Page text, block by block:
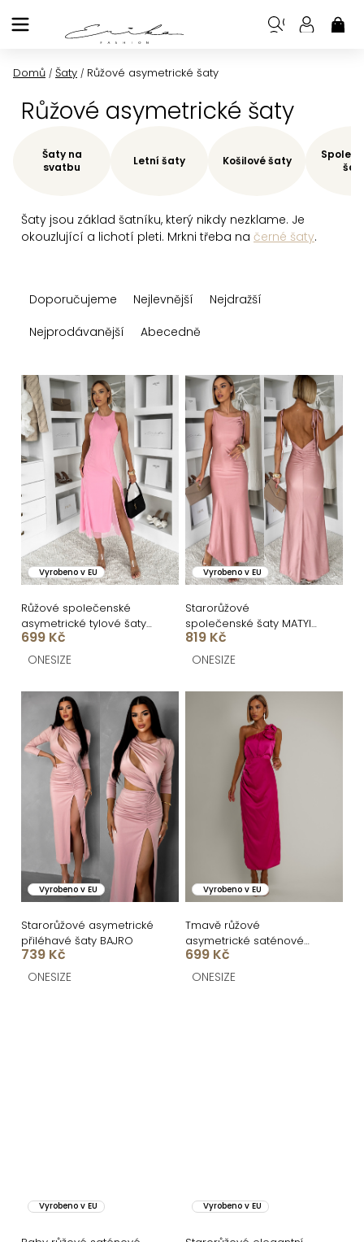
na
Domů / Šaty / Růžové asymetrické šaty
Růžové asymetrické šaty
Šaty jsou základ šatníku, který nikdy nezklame. Je
okouzlující a lichotí pleti. Mrkni třeba na černé šaty.
Šaty na
svatbu
Letní šaty Košilové šaty
a
n
í
p
r
o
d
u
k
t
ů
Doporučujeme Nejlevnější
Nejdražší
Nejprodávanější
Abecedně
V
ý
p
i
s
p
r
o
d
u
k
ů
Vyrobeno v EU
Růžové společenské
asymetrické tylové šaty
ROCHIE
699 Kč
ONESIZE
Vyrobeno v EU
Starorůžové
společenské šaty MATYIA
se zavazováním na
ramenech
819 Kč
ONESIZE
Vyrobeno v EU
Starorůžové asymetrické
přiléhavé šaty BAJRO
739 Kč
ONESIZE
Vyrobeno v EU
Tmavě růžové
asymetrické saténové
šaty ROULES
699 Kč
ONESIZE
Vyrobeno v EU Vyrobeno v EU